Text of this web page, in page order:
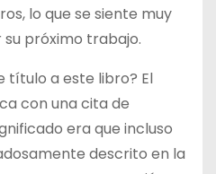
lo que se siente muy
próximo trabajo.
título a este libro? El
con una cita de
era que incluso
descrito en la